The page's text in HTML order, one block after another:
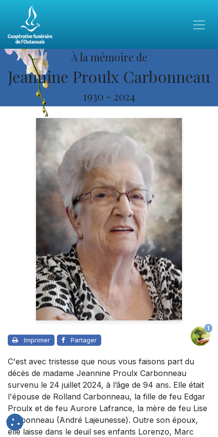
À la mémoire de
Jeannine Proulx Carbonneau
1930 - 2024
Imprimer Partager
1
C'est avec tristesse que nous vous faisons part du
décès de madame Jeannine Proulx Carbonneau
survenu le 24 juillet 2024, à l’âge de 94 ans. Elle était
l'épouse de Rolland Carbonneau, la fille de feu Edgar
Proulx et de feu Aurore Lafrance, la mère de feu Lise
Carbonneau (André Lajeunesse). Outre son époux,
elle laisse dans le deuil ses enfants Lorenzo, Marc